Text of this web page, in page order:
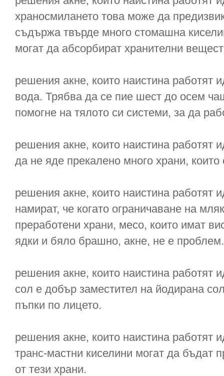
храносмилането това може да
съдържа твърде много стомашна
могат да абсорбират хранителни
решения акне, които наистина работят
вода. Трябва да се пие шест до осем
помогне на тялото си системи, за да
решения акне, които наистина работят
да не яде прекалено много храни,
решения акне, които наистина работят
намират, че когато ограничаване на
преработени храни, месо, които имат
ядки и бяло брашно, акне, не е проблем.
решения акне, които наистина работят
сол е добър заместител на йодирана
пъпки по лицето.
решения акне, които наистина работят
транс-мастни киселини могат да бъдат
от тези храни.